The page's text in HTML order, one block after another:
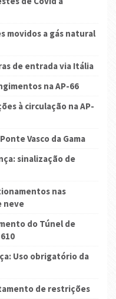
movidos a gás natural
de entrada via Itália
na AP-66
à circulação na AP-
Vasco da Gama
sinalização de
nas
neve
do Túnel de
Uso obrigatório da
de restrições